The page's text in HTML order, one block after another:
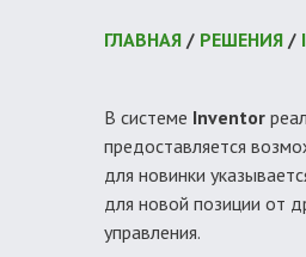
ГЛАВНАЯ / РЕШЕНИЯ /
В системе Inventor
предоставляется
для новинки
для новой позиции от
управления.